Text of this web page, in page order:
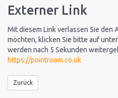
Externer Link
Mit diesem Link verlassen Sie den
möchten, klicken Sie bitte auf
werden nach 5 Sekunden
https://pointroom.co.uk
Zurück